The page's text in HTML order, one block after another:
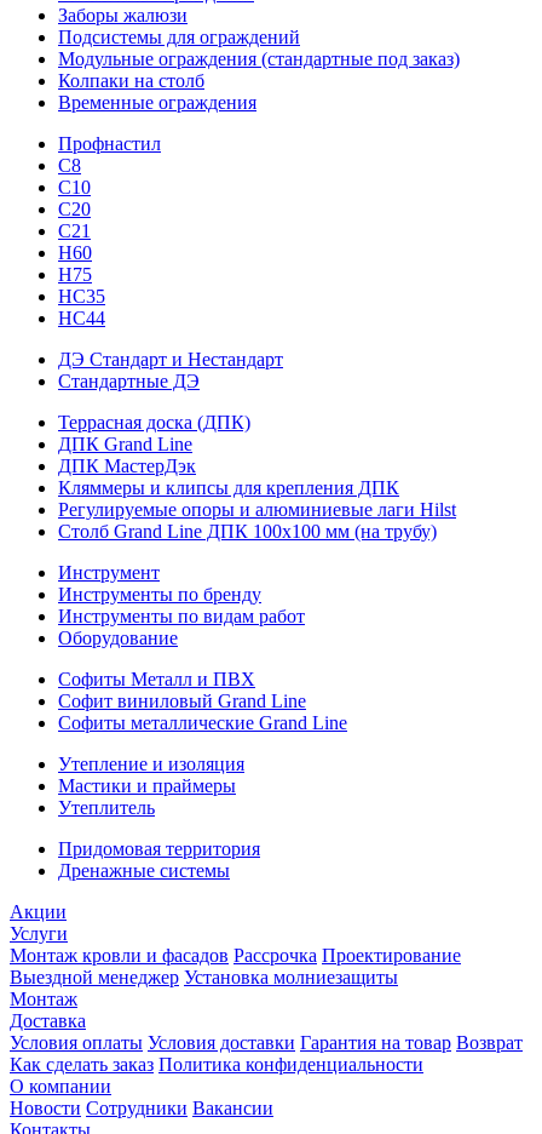
Заборы жалюзи
Подсистемы для ограждений
Модульные ограждения (стандартные под заказ)
Колпаки на столб
Временные ограждения
Профнастил
С8
С10
С20
С21
H60
H75
HС35
НС44
ДЭ Стандарт и Нестандарт
Стандартные ДЭ
Террасная доска (ДПК)
ДПК Grand Line
ДПК МастерДэк
Кляммеры и клипсы для крепления ДПК
Регулируемые опоры и алюминиевые лаги Hilst
Столб Grand Line ДПК 100х100 мм (на трубу)
Инструмент
Инструменты по бренду
Инструменты по видам работ
Оборудование
Софиты Металл и ПВХ
Софит виниловый Grand Line
Софиты металлические Grand Line
Утепление и изоляция
Мастики и праймеры
Утеплитель
Придомовая территория
Дренажные системы
Акции
Услуги
Монтаж кровли и фасадов Рассрочка Проектирование
Выездной менеджер Установка молниезащиты
Монтаж
Доставка
Условия оплаты Условия доставки Гарантия на товар Возврат
Как сделать заказ Политика конфиденциальности
О компании
Новости Сотрудники Вакансии
Контакты